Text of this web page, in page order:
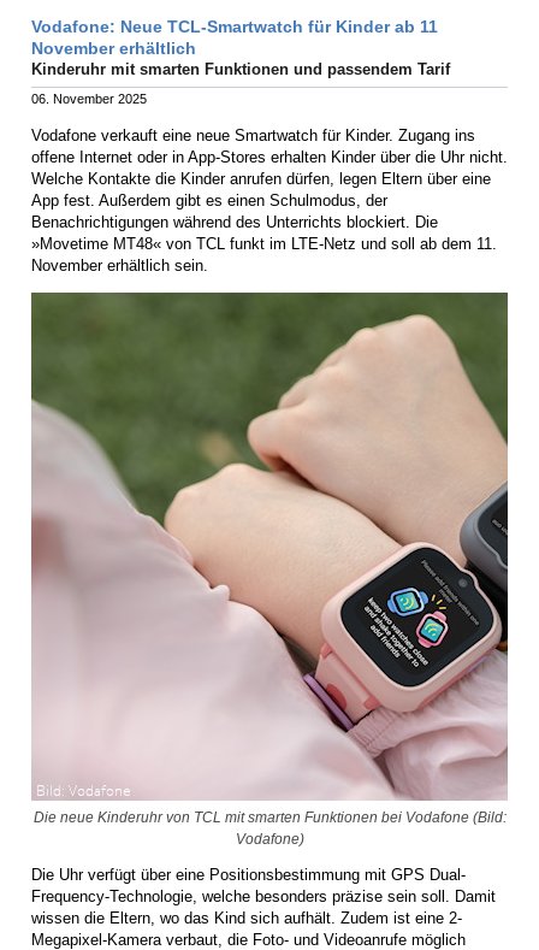
Vodafone: Neue TCL-Smartwatch für Kinder ab 11
November erhältlich
Kinderuhr mit smarten Funktionen und passendem Tarif
06. November 2025
Vodafone verkauft eine neue Smartwatch für Kinder. Zugang ins
offene Internet oder in App-Stores erhalten Kinder über die Uhr nicht.
Welche Kontakte die Kinder anrufen dürfen, legen Eltern über eine
App fest. Außerdem gibt es einen Schulmodus, der
Benachrichtigungen während des Unterrichts blockiert. Die
»Movetime MT48« von TCL funkt im LTE-Netz und soll ab dem 11.
November erhältlich sein.
Die neue Kinderuhr von TCL mit smarten Funktionen bei Vodafone (Bild:
Vodafone)
Die Uhr verfügt über eine Positionsbestimmung mit GPS Dual-
Frequency-Technologie, welche besonders präzise sein soll. Damit
wissen die Eltern, wo das Kind sich aufhält. Zudem ist eine 2-
Megapixel-Kamera verbaut, die Foto- und Videoanrufe möglich